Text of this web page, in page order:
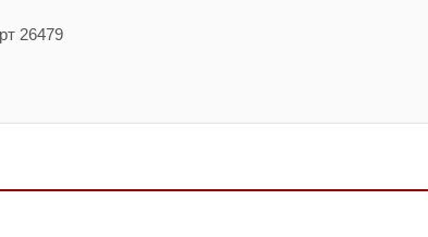
26479